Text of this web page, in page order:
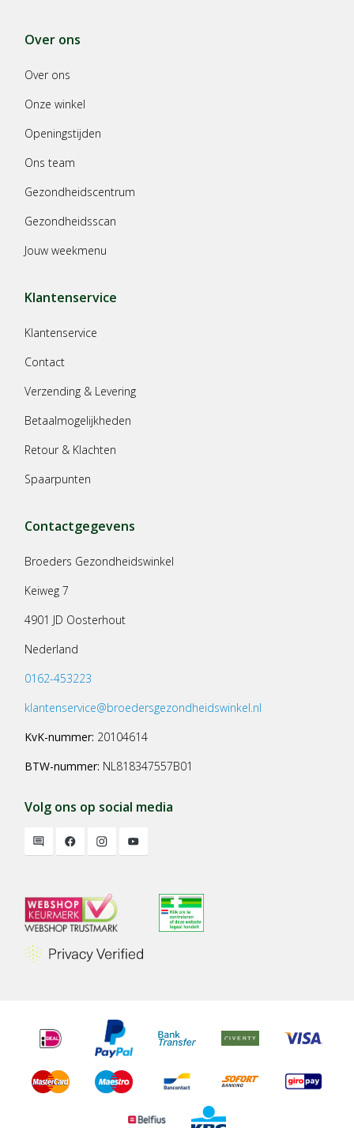
Over ons
Over ons
Onze winkel
Openingstijden
Ons team
Gezondheidscentrum
Gezondheidsscan
Jouw weekmenu
Klantenservice
Klantenservice
Contact
Verzending & Levering
Betaalmogelijkheden
Retour & Klachten
Spaarpunten
Contactgegevens
Broeders Gezondheidswinkel
Keiweg 7
4901 JD Oosterhout
Nederland
0162-453223
klantenservice@broedersgezondheidswinkel.nl
KvK-nummer: 20104614
BTW-nummer: NL818347557B01
Volg ons op social media